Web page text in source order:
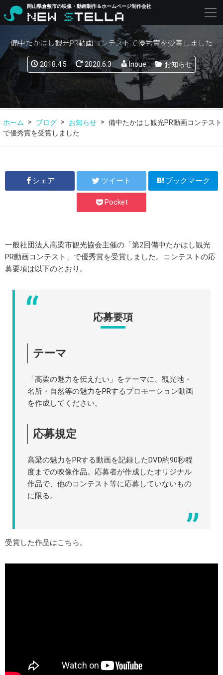
岡山県倉敷市の映像・動画制作＆ホームページ制作会社
備中たかはし観光PR動画コンテストで優秀賞を受賞しました
2018.4.5 2020.6.3 Inoue お知らせ
ホーム ブログ お知らせ
備中たかはし観光PR動画コンテスト
で優秀賞を受賞しました
シェア ツイート ブックマーク
Pocket
一般社団法人高梁市観光協会主催の「第2回備中たかはし観光
PR動画コンテスト」で優秀賞を受賞しました。コンテストの応
募要項は以下のとおり。
応募要項
テーマ
「高梁の魅力を伝えたい」をテーマに、観光地・
名所・自然等の魅力をPRするプロモーション動画
を作成してください。
応募規定
高梁の魅力をPRする動画を記録したDVD約90秒程
度までの映像作品。応募者が作成したオリジナル
作品で、他のコンテスト等に応募していないもの
に限る。
受賞した作品はこちら。